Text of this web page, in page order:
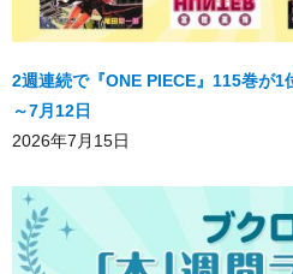
2週連続で『ONE PIECE』115巻が1
～7月12日
2026年7月15日